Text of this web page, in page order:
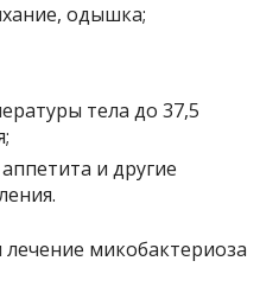
одышка;
тела до 37,5
и другие